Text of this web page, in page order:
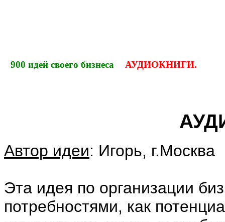
900 идей своего бизнеса АУДИОКНИГИ.
Автор идеи: Игорь, г.Москва
Эта идея по организации
потребностями, как